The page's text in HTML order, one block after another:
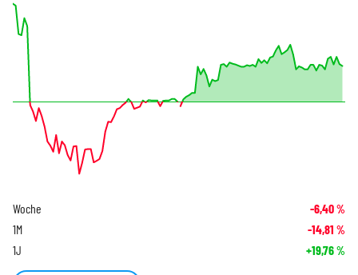
Woche -6,40%
1M -14,81 %
1J +19,76%